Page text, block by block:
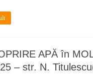
APĂ în
– str. N.